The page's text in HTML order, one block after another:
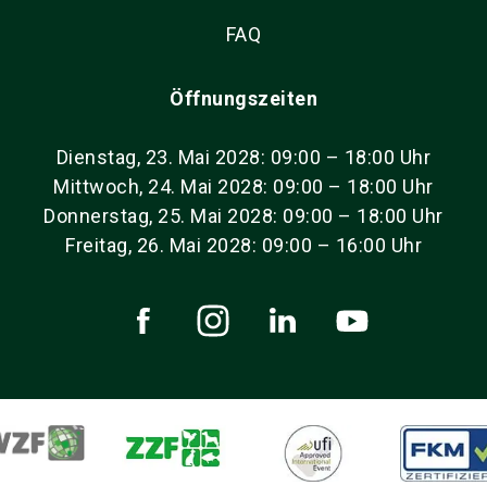
FAQ
Öffnungszeiten
Dienstag, 23. Mai 2028: 09:00 – 18:00 Uhr
Mittwoch, 24. Mai 2028: 09:00 – 18:00 Uhr
Donnerstag, 25. Mai 2028: 09:00 – 18:00 Uhr
Freitag, 26. Mai 2028: 09:00 – 16:00 Uhr